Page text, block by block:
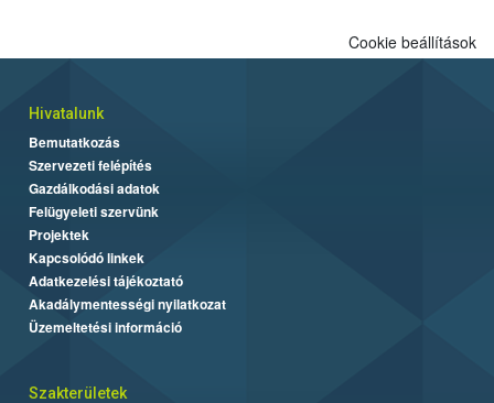
Cookie beállítások
Hivatalunk
Bemutatkozás
Szervezeti felépítés
Gazdálkodási adatok
Felügyeleti szervünk
Projektek
Kapcsolódó linkek
Adatkezelési tájékoztató
Akadálymentességi nyilatkozat
Üzemeltetési információ
Szakterületek